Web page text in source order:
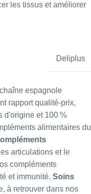
les tissus et améliorer
Deliplus
espagnole
rapport qualité-prix,
d'origine et 100 %
alimentaires du
articulations et le
compléments
et immunité. Soins
à retrouver dans nos